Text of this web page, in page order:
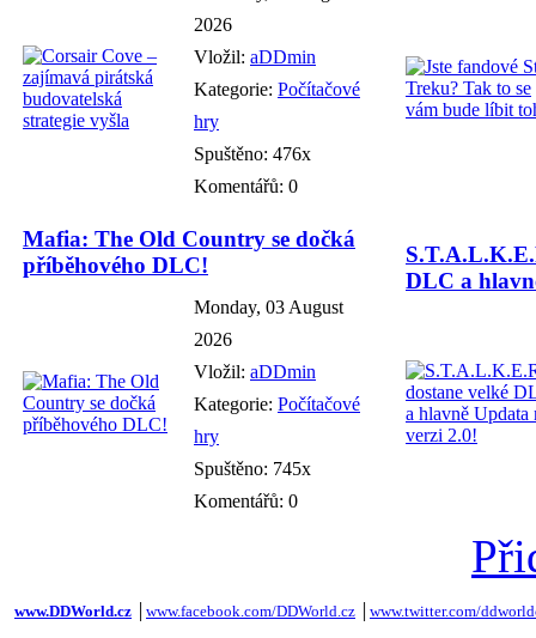
2026
Vložil: aDDmin
Kategorie: Počítačové
hry
Spuštěno: 476x
Komentářů: 0
Mafia: The Old Country se dočká
příběhového DLC!
Monday, 03 August
2026
Vložil: aDDmin
Kategorie: Počítačové
hry
Spuštěno: 745x
Komentářů: 0
DLC a
www.DDWorld.cz www.facebook.com/DDWorld.cz www.twitter.com/